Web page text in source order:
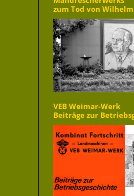
zum Tod von
VEB Weimar-Werk
Beiträge zur